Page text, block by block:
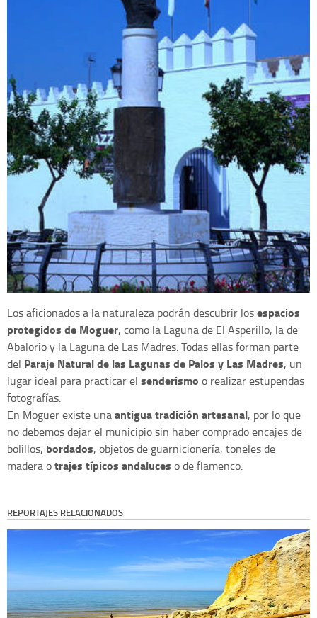
Los aficionados a la naturaleza podrán descubrir losespacios
protegidos de Moguer, como la Laguna de El Asperillo, la de
Abalorio y la Laguna de Las Madres. Todas ellas forman parte
del Paraje Natural de las Lagunas de Palos y Las Madres, un
lugar ideal para practicar el senderismo o realizar estupendas
fotografías.
En Moguer existe unaantigua tradición artesanal, por lo que
no debemos dejar el municipio sin haber comprado encajes de
bolillos, bordados, objetos de guarnicionería, toneles de
madera otrajes típicos andaluces o de flamenco.
REPORTAJES RELACIONADOS